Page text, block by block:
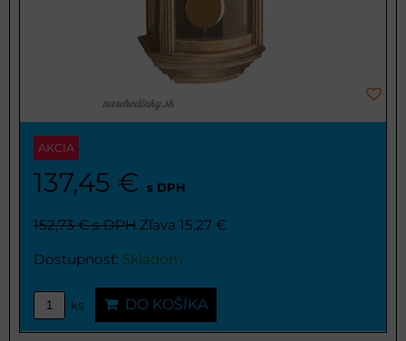
AKCIA
137,45 € s DPH
152,73 €s DPH Zľava 15,27 €
Dostupnosť: Skladom
ks DO KOŠÍKA